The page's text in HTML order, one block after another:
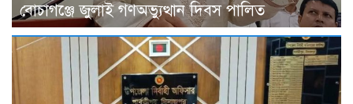
বোচাগঞ্জে জুলাই গণঅভ্যুত্থান দিবস পালিত